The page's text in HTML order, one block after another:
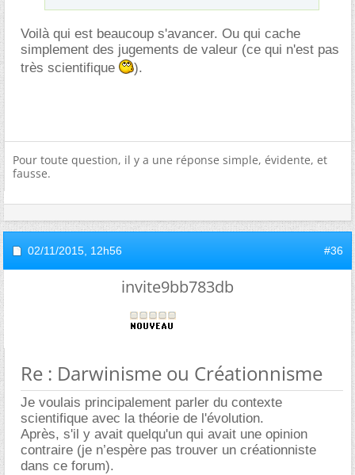
Voilà qui est beaucoup s'avancer. Ou qui cache
simplement des jugements de valeur (ce qui n'est pas
très scientifique
).
Pour toute question, il y a une réponse simple, évidente, et
fausse.
02/11/2015, 12h56 #36
invite9bb783db
Re : Darwinisme ou Créationnisme
Je voulais principalement parler du contexte
scientifique avec la théorie de l'évolution.
Après, s'il y avait quelqu'un qui avait une opinion
contraire (je n’espère pas trouver un créationniste
dans ce forum).